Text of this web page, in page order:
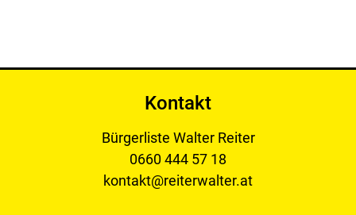
Kontakt
Bürgerliste Walter Reiter
0660 444 57 18
kontakt@reiterwalter.at